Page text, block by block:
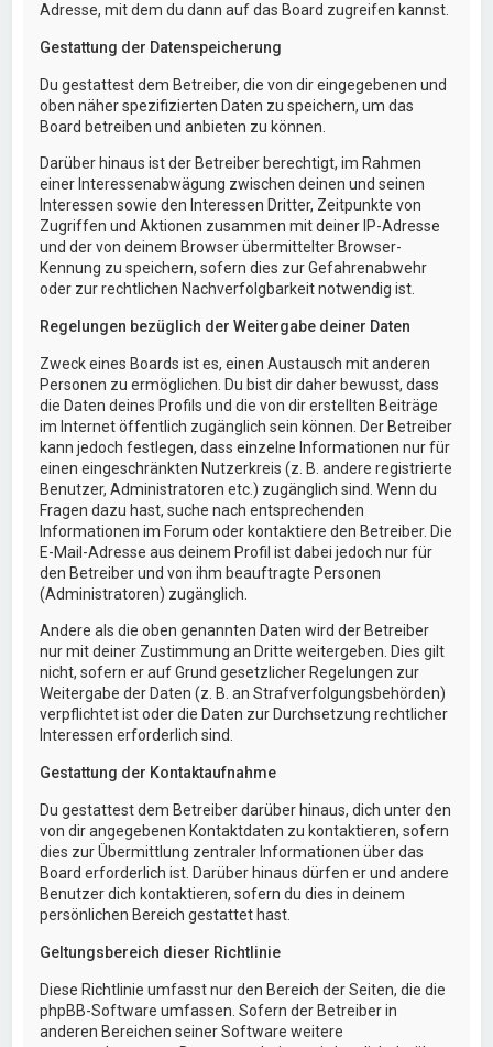
Adresse, mit dem du dann auf das Board zugreifen kannst.
Gestattung der Datenspeicherung
Du gestattest dem Betreiber, die von dir eingegebenen und
oben näher spezifizierten Daten zu speichern, um das
Board betreiben und anbieten zu können.
Darüber hinaus ist der Betreiber berechtigt, im Rahmen
einer Interessenabwägung zwischen deinen und seinen
Interessen sowie den Interessen Dritter, Zeitpunkte von
Zugriffen und Aktionen zusammen mit deiner IP-Adresse
und der von deinem Browser übermittelter Browser-
Kennung zu speichern, sofern dies zur Gefahrenabwehr
oder zur rechtlichen Nachverfolgbarkeit notwendig ist.
Regelungen bezüglich der Weitergabe deiner Daten
Zweck eines Boards ist es, einen Austausch mit anderen
Personen zu ermöglichen. Du bist dir daher bewusst, dass
die Daten deines Profils und die von dir erstellten Beiträge
im Internet öffentlich zugänglich sein können. Der Betreiber
kann jedoch festlegen, dass einzelne Informationen nur für
einen eingeschränkten Nutzerkreis (z. B. andere registrierte
Benutzer, Administratoren etc.) zugänglich sind. Wenn du
Fragen dazu hast, suche nach entsprechenden
Informationen im Forum oder kontaktiere den Betreiber. Die
E-Mail-Adresse aus deinem Profil ist dabei jedoch nur für
den Betreiber und von ihm beauftragte Personen
(Administratoren) zugänglich.
Andere als die oben genannten Daten wird der Betreiber
nur mit deiner Zustimmung an Dritte weitergeben. Dies gilt
nicht, sofern er auf Grund gesetzlicher Regelungen zur
Weitergabe der Daten (z. B. an Strafverfolgungsbehörden)
verpflichtet ist oder die Daten zur Durchsetzung rechtlicher
Interessen erforderlich sind.
Gestattung der Kontaktaufnahme
Du gestattest dem Betreiber darüber hinaus, dich unter den
von dir angegebenen Kontaktdaten zu kontaktieren, sofern
dies zur Übermittlung zentraler Informationen über das
Board erforderlich ist. Darüber hinaus dürfen er und andere
Benutzer dich kontaktieren, sofern du dies in deinem
persönlichen Bereich gestattet hast.
Geltungsbereich dieser Richtlinie
Diese Richtlinie umfasst nur den Bereich der Seiten, die die
phpBB-Software umfassen. Sofern der Betreiber in
anderen Bereichen seiner Software weitere